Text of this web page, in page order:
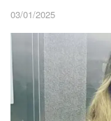
03/01/2025